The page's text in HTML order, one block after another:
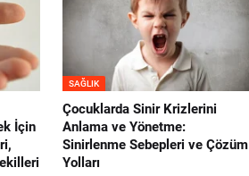
İçin
SAĞLIK
Çocuklarda Sinir Krizlerini
Anlama ve Yönetme:
Sinirlenme Sebepleri ve Çözüm
Yolları